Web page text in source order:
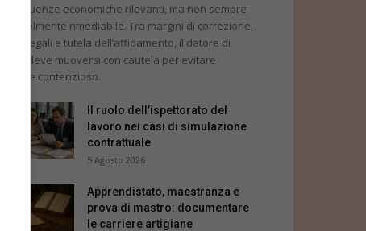
conseguenze economiche rilevanti, ma non sempre
è agevolmente rimediabile. Tra margini di correzione,
vincoli legali e tutela dell’affidamento, il datore di
lavoro deve muoversi con cautela per evitare
ulteriore contenzioso.
Il ruolo dell’ispettorato del
lavoro nei casi di simulazione
contrattuale
5 Agosto 2026
Apprendistato, maestranza e
prova di mastro: documentare
le carriere artigiane